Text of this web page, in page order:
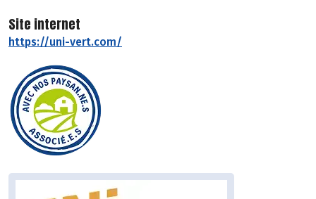
Site internet
https://uni-vert.com/